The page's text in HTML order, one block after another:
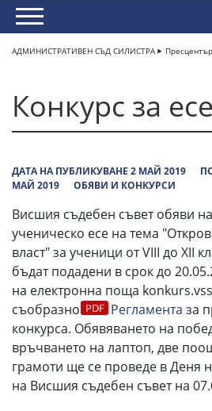
АДМИНИСТРАТИВЕН СЪД СИЛИСТРА Пресцентър
Конкурс за есе
ДАТА НА ПУБЛИКУВАНЕ 2 МАЙ 2019
МАЙ 2019
ОБЯВИ И КОНКУРСИ
Висшия съдебен съвет обяви
ученическо есе на тема
власт" за ученици от VIII до XII
бъдат подадени в срок до
на електронна поща
съобразно
Регламента за
конкурса. Обявяването на
връчването на лаптоп, две
грамоти ще се проведе в Деня
на Висшия съдебен съвет на